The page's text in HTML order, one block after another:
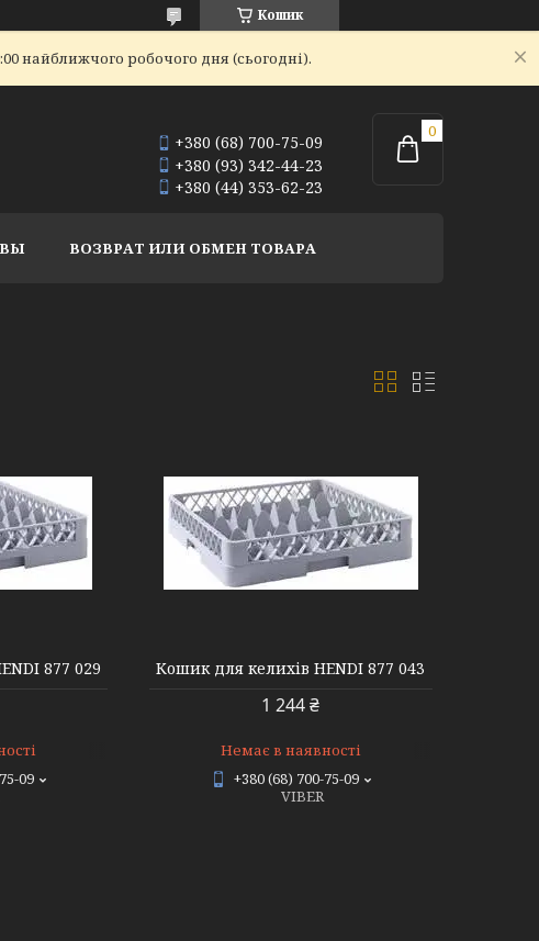
Кошик
найближчого робочого дня (сьогодні).
+380 (68) 700-75-09
+380 (93) 342-44-23
+380 (44) 353-62-23
ВОЗВРАТ ИЛИ ОБМЕН ТОВАРА
877 029
09
Кошик для келихів HENDI 877 043
1 244 ₴
Немає в наявності
+380 (68) 700-75-09
VIBER